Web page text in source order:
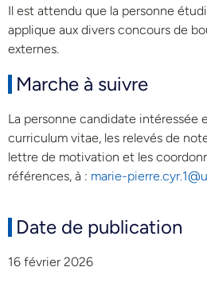
Il est attendu que la personne
applique aux divers concours de
externes.
Marche à suivre
La personne candidate intéressée
curriculum vitae, les relevés de
lettre de motivation et les
références, à : marie-
Date de publication
16 février 2026